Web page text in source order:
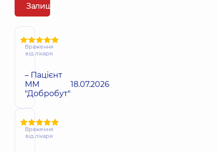
Залишити відгук
Враження
від лікаря
– Пацієнт
ММ
"Добробут"
18.07.2026
Враження
від лікаря